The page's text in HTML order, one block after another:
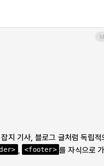
지 기사, 블로그 글처럼 독립적
<footer> 를 자식으로